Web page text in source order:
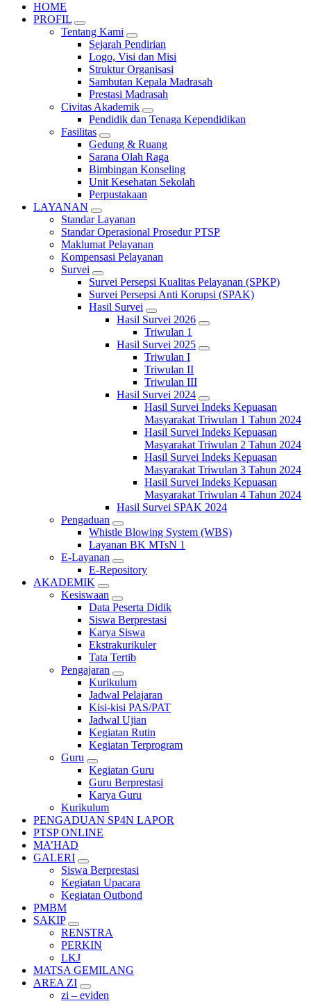
HOME
PROFIL
Tentang Kami
Sejarah Pendirian
Logo, Visi dan Misi
Struktur Organisasi
Sambutan Kepala Madrasah
Prestasi Madrasah
Civitas Akademik
Pendidik dan Tenaga Kependidikan
Fasilitas
Gedung & Ruang
Sarana Olah Raga
Bimbingan Konseling
Unit Kesehatan Sekolah
Perpustakaan
LAYANAN
Standar Layanan
Standar Operasional Prosedur PTSP
Maklumat Pelayanan
Kompensasi Pelayanan
Survei
Survei Persepsi Kualitas Pelayanan (SPKP)
Survei Persepsi Anti Korupsi (SPAK)
Hasil Survei
Hasil Survei 2026
Triwulan 1
Hasil Survei 2025
Triwulan I
Triwulan II
Triwulan III
Hasil Survei 2024
Hasil Survei Indeks Kepuasan
Masyarakat Triwulan 1 Tahun 2024
Hasil Survei Indeks Kepuasan
Masyarakat Triwulan 2 Tahun 2024
Hasil Survei Indeks Kepuasan
Masyarakat Triwulan 3 Tahun 2024
Hasil Survei Indeks Kepuasan
Masyarakat Triwulan 4 Tahun 2024
Hasil Survei SPAK 2024
Pengaduan
Whistle Blowing System (WBS)
Layanan BK MTsN 1
E-Layanan
E-Repository
AKADEMIK
Kesiswaan
Data Peserta Didik
Siswa Berprestasi
Karya Siswa
Ekstrakurikuler
Tata Tertib
Pengajaran
Kurikulum
Jadwal Pelajaran
Kisi-kisi PAS/PAT
Jadwal Ujian
Kegiatan Rutin
Kegiatan Terprogram
Guru
Kegiatan Guru
Guru Berprestasi
Karya Guru
Kurikulum
PENGADUAN SP4N LAPOR
PTSP ONLINE
MA’HAD
GALERI
Siswa Berprestasi
Kegiatan Upacara
Kegiatan Outbond
PMBM
SAKIP
RENSTRA
PERKIN
LKJ
MATSA GEMILANG
AREA ZI
zi – eviden